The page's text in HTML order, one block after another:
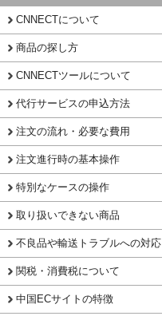
CNNECTについて
商品の探し方
CNNECTツールについて
代行サービスの申込方法
注文の流れ・必要な費用
注文進行時の基本操作
特別なケースの操作
取り扱いできない商品
不良品や輸送トラブルへの対応
関税・消費税について
中国ECサイトの特徴